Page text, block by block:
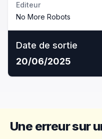
Editeur
No More Robots
Date de sortie
20/06/2025
Une erreur sur